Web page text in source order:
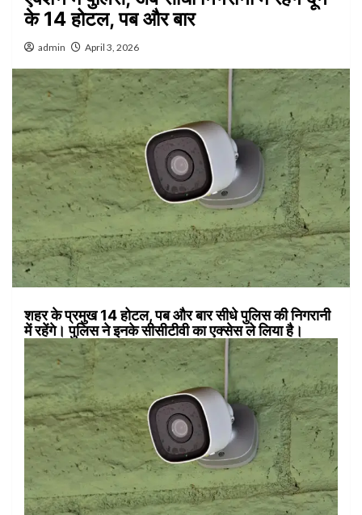
के 14 होटल, पब और बार
admin April 3, 2026
शहर के प्रमुख 14 होटल, पब और बार सीधे पुलिस की निगरानी
में रहेंगे। पुलिस ने इनके सीसीटीवी का एक्सेस ले लिया है।